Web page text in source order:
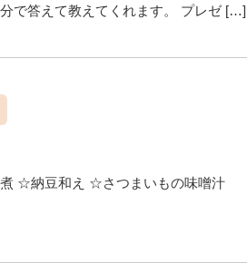
で答えて教えてくれます。 プレゼ […]
☆納豆和え ☆さつまいもの味噌汁